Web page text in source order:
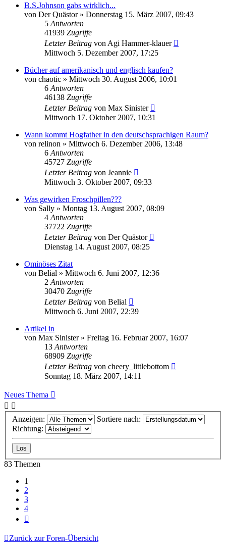
B.S.Johnson gabs wirklich...
von Der Quästor» Donnerstag 15. März 2007, 09:43
5 Antworten
41939 Zugriffe
Letzter Beitrag von Agi Hammer-klauer
Mittwoch 5. Dezember 2007, 17:25
Bücher auf amerikanisch und englisch kaufen?
von chaotic » Mittwoch 30. August 2006, 10:01
6 Antworten
46138 Zugriffe
Letzter Beitrag von Max Sinister
Mittwoch 17. Oktober 2007, 10:31
Wann kommt Hogfather in den deutschsprachigen Raum?
von relinon » Mittwoch 6. Dezember 2006, 13:48
6 Antworten
45727 Zugriffe
Letzter Beitrag von Jeannie
Mittwoch 3. Oktober 2007, 09:33
Was gewirken Froschpillen???
von Sally » Montag 13. August 2007, 08:09
4 Antworten
37722 Zugriffe
Letzter Beitrag von Der Quästor
Dienstag 14. August 2007, 08:25
Ominöses Zitat
von Belial » Mittwoch 6. Juni 2007, 12:36
2 Antworten
30470 Zugriffe
Letzter Beitrag von Belial
Mittwoch 6. Juni 2007, 22:39
Artikel in
von Max Sinister» Freitag 16. Februar 2007, 16:07
13 Antworten
68909 Zugriffe
Letzter Beitrag von cheery_littlebottom
Sonntag 18. März 2007, 14:11
Neues Thema
Anzeigen:
Sortiere nach:
Richtung:
83 Themen
1
2
3
4
Zurück zur Foren-Übersicht